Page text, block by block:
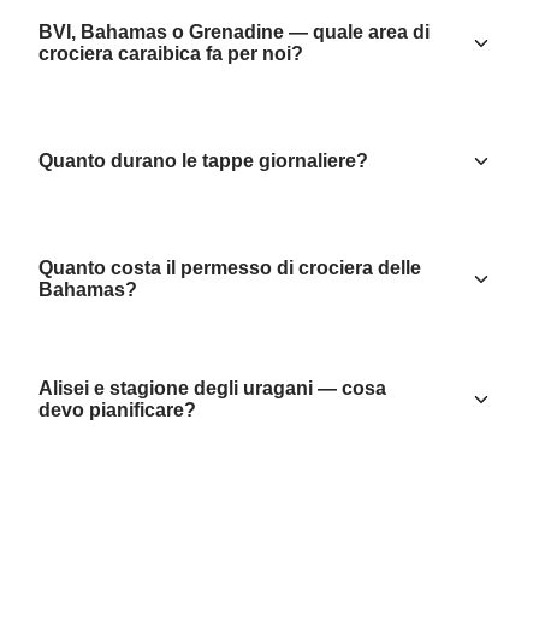
BVI, Bahamas o Grenadine — quale area di
crociera caraibica fa per noi?
Quanto durano le tappe giornaliere?
Quanto costa il permesso di crociera delle
Bahamas?
Alisei e stagione degli uragani — cosa
devo pianificare?